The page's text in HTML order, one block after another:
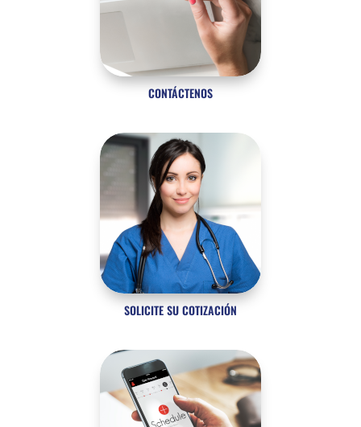
CONTÁCTENOS
SOLICITE SU COTIZACIÓN